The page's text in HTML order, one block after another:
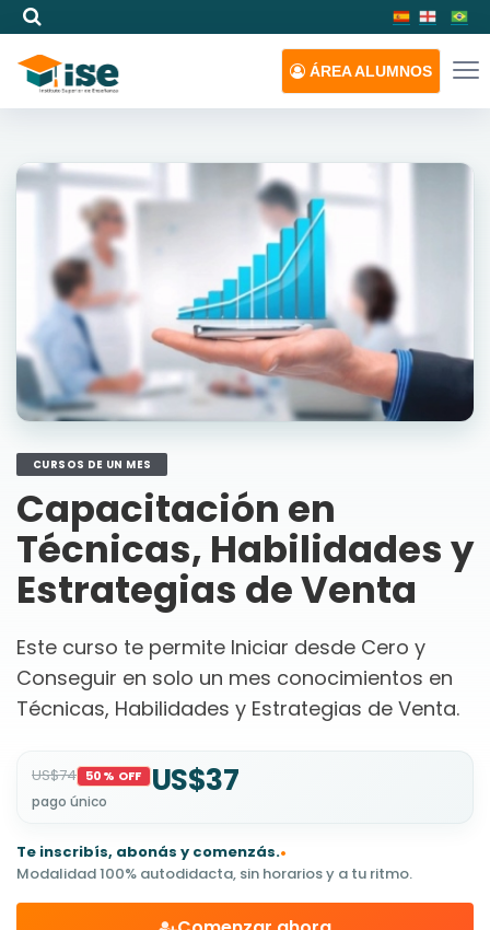
ÁREAALUMNOS
CURSOS DE UN MES
Capacitación en
Técnicas, Habilidades y
Estrategias de Venta
Este curso te permite Iniciar desde Cero y
Conseguir en solo un mes conocimientos en
Técnicas, Habilidades y Estrategias de Venta.
US$74 50% OFF US$37
pago único
Te inscribís, abonás y comenzás.•
Modalidad 100% autodidacta, sin horarios y a tu ritmo.